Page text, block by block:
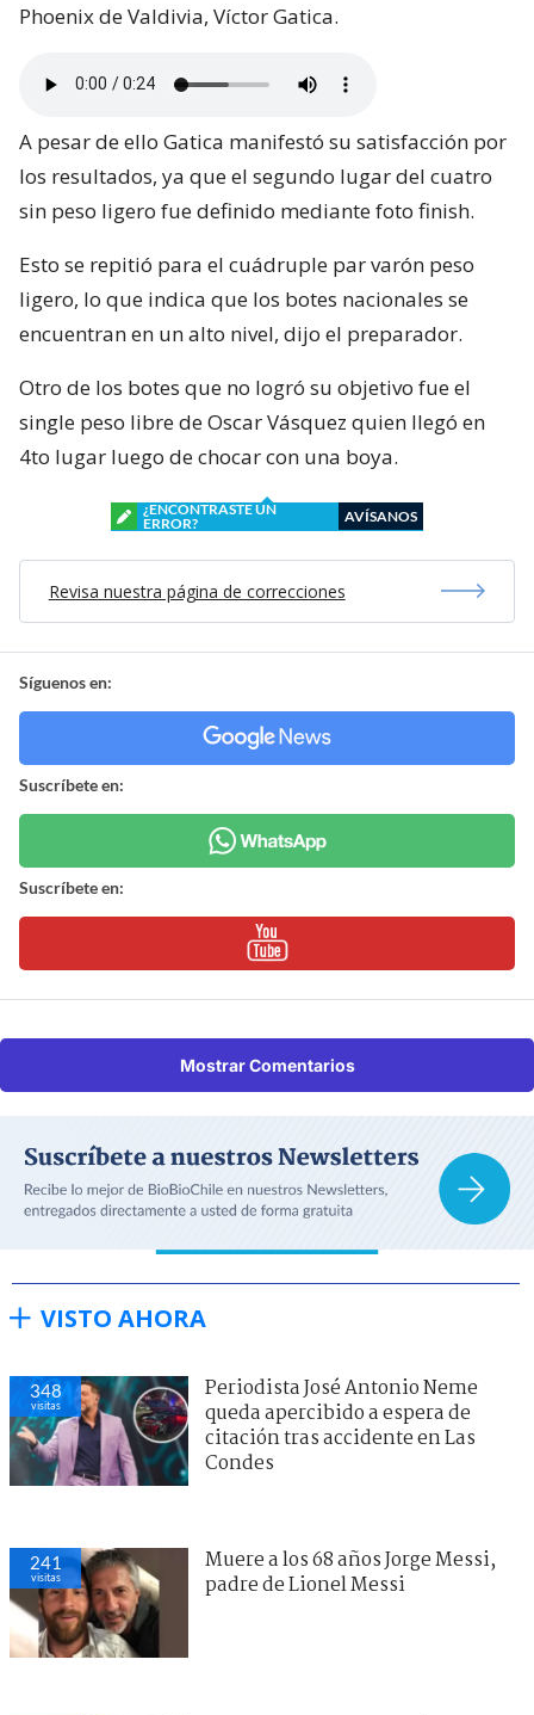
Phoenix de Valdivia, Víctor Gatica.
A pesar de ello Gatica manifestó su satisfacción por
los resultados, ya que el segundo lugar del cuatro
sin peso ligero fue definido mediante foto finish.
Esto se repitió para el cuádruple par varón peso
ligero, lo que indica que los botes nacionales se
encuentran en un alto nivel, dijo el preparador.
Otro de los botes que no logró su objetivo fue el
single peso libre de Oscar Vásquez quien llegó en
4to lugar luego de chocar con una boya.
¿ENCONTRASTE UN
ERROR?
AVÍSANOS
Revisa nuestra página de correcciones
Síguenos en:
Suscríbete en:
Suscríbete en:
Mostrar Comentarios
VISTO AHORA
348
visitas
Periodista José Antonio Neme
queda apercibido a espera de
citación tras accidente en Las
Condes
241
visitas
Muere a los 68 años Jorge Messi,
padre de Lionel Messi